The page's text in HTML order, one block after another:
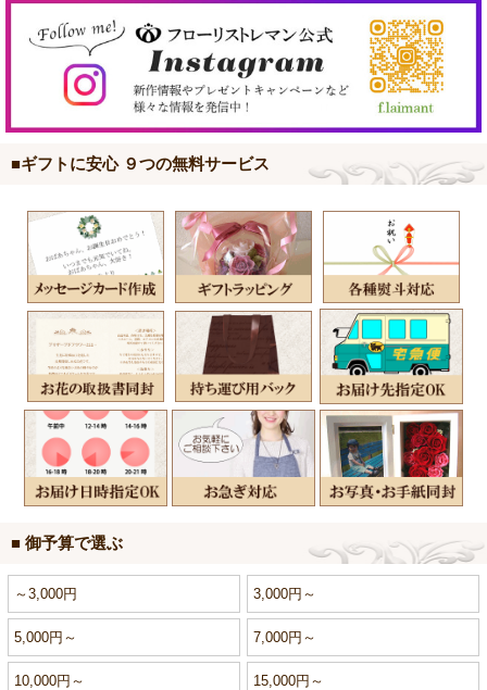
■ギフトに安心 ９つの無料サービス
■ 御予算で選ぶ
～3,000円 3,000円～
5,000円～ 7,000円～
10,000円～ 15,000円～